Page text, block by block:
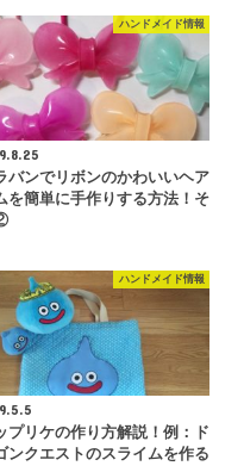
ハンドメイド情報
バンでリボンのかわいいヘア
を簡単に手作りする方法！そ
ハンドメイド情報
プリケの作り方解説！例：ド
ンクエストのスライムを作る